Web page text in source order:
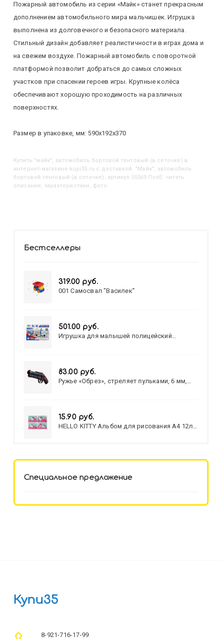
Пожарный автомобиль из серии «Майк» станет прекрасным
дополнением автомобильного мира мальчишек. Игрушка
выполнена из долговечного и безопасного материала.
Стильный дизайн добавляет реалистичности в играх дома и
на свежем воздухе. Пожарный автомобиль с поворотной
платформой позволит добраться до самых сложных
участков при спасении героев игры. Крупные колёса
обеспечивают хорошую проходимость на различных
поверхностях.
Размер в упаковке, мм: 590х192х370
Купить "Майк", автомобиль бортовой тентовый (в сеточке) в
интернет-магазине kupi35.ru с доставкой. "Майк", автомобиль
бортовой тентовый (в сеточке), артикул 55569 ПолЕ: читать
описание, характеристики, фото
Бестселлеры
319.00 руб.
001 Самосвал "Василек"
501.00 руб.
Игрушка для малышей полицейский
83.00 руб.
Ружье «Обрез», стреляет пульками, 6 мм,
15.90 руб.
HELLO KITTY Альбом для рисования А4 12л.
Специальное предложение
Купи35
8-921-716-17-99